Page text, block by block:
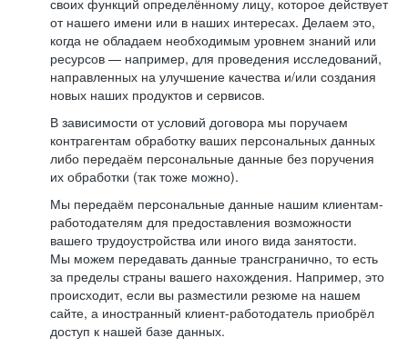
своих функций определённому лицу, которое действует
от нашего имени или в наших интересах. Делаем это,
когда не обладаем необходимым уровнем знаний или
ресурсов — например, для проведения исследований,
направленных на улучшение качества и/или создания
новых наших продуктов и сервисов.
В зависимости от условий договора мы поручаем
контрагентам обработку ваших персональных данных
либо передаём персональные данные без поручения
их обработки (так тоже можно).
Мы передаём персональные данные нашим клиентам-
работодателям для предоставления возможности
вашего трудоустройства или иного вида занятости.
Мы можем передавать данные трансгранично, то есть
за пределы страны вашего нахождения. Например, это
происходит, если вы разместили резюме на нашем
сайте, а иностранный клиент-работодатель приобрёл
доступ к нашей базе данных.